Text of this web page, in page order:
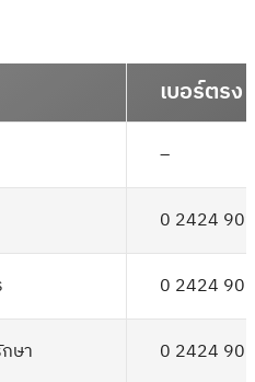
เบอร์ตรง
–
0 2424
0 2424
ษา 0 2424